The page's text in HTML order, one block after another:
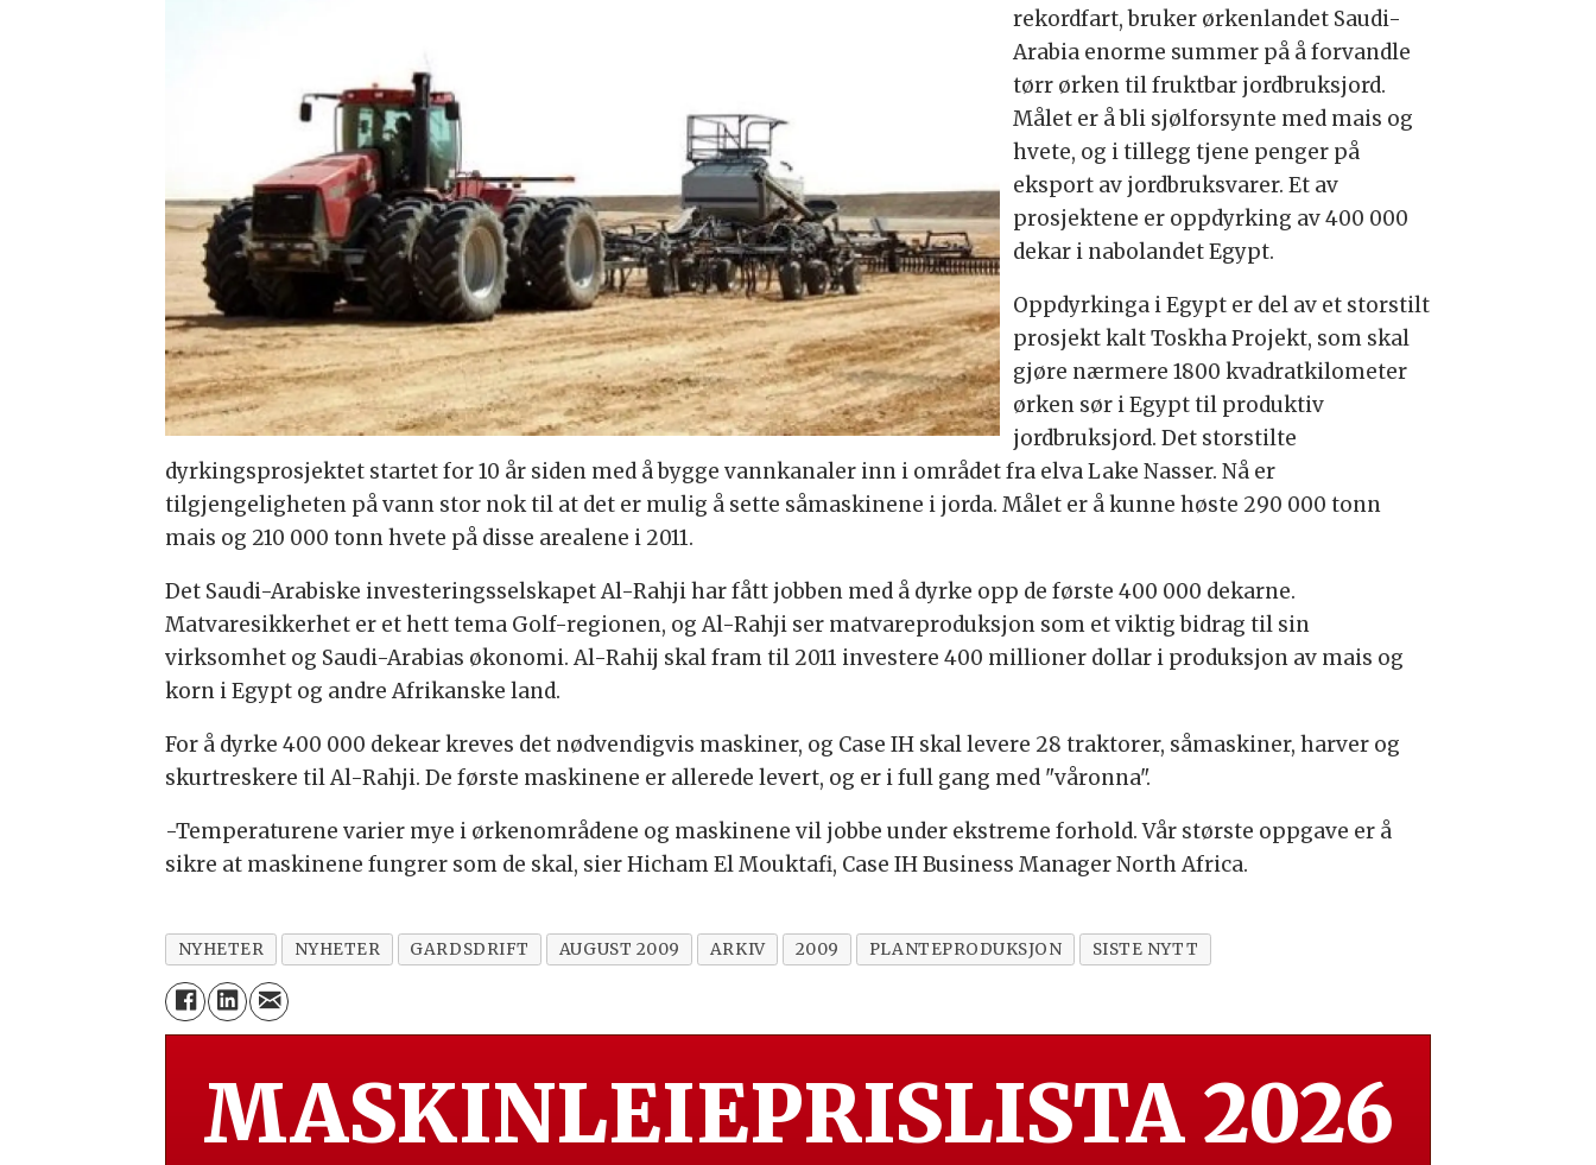
rekordfart, bruker ørkenlandet Saudi-
Arabia enorme summer på å forvandle
tørr ørken til fruktbar jordbruksjord.
Målet er å bli sjølforsynte med mais og
hvete, og i tillegg tjene penger på
eksport av jordbruksvarer. Et av
prosjektene er oppdyrking av 400 000
dekar i nabolandet Egypt.
Oppdyrkinga i Egypt er del av et storstilt
prosjekt kalt Toskha Projekt, som skal
gjøre nærmere 1800 kvadratkilometer
ørken sør i Egypt til produktiv
jordbruksjord. Det storstilte
dyrkingsprosjektet startet for 10 år siden med å bygge vannkanaler inn i området fra elva Lake Nasser. Nå er
tilgjengeligheten på vann stor nok til at det er mulig å sette såmaskinene i jorda. Målet er å kunne høste 290 000 tonn
mais og 210 000 tonn hvete på disse arealene i 2011.
Det Saudi-Arabiske investeringsselskapet Al-Rahji har fått jobben med å dyrke opp de første 400 000 dekarne.
Matvaresikkerhet er et hett tema Golf-regionen, og Al-Rahji ser matvareproduksjon som et viktig bidrag til sin
virksomhet og Saudi-Arabias økonomi. Al-Rahij skal fram til 2011 investere 400 millioner dollar i produksjon av mais og
korn i Egypt og andre Afrikanske land.
For å dyrke 400 000 dekear kreves det nødvendigvis maskiner, og Case IH skal levere 28 traktorer, såmaskiner, harver og
skurtreskere til Al-Rahji. De første maskinene er allerede levert, og er i full gang med "våronna".
-Temperaturene varier mye i ørkenområdene og maskinene vil jobbe under ekstreme forhold. Vår største oppgave er å
sikre at maskinene fungrer som de skal, sier Hicham El Mouktafi, Case IH Business Manager North Africa.
NYHETER NYHETER GARDSDRIFT AUGUST 2009 ARKIV 2009 PLANTEPRODUKSJON SISTE NYTT
MASKINLEIEPRISLISTA 2026